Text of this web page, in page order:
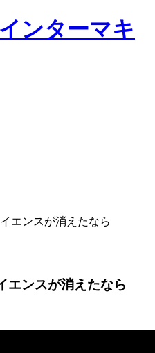
エンスが消えたなら
エンスが消えたなら